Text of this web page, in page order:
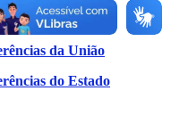
da União
do Estado